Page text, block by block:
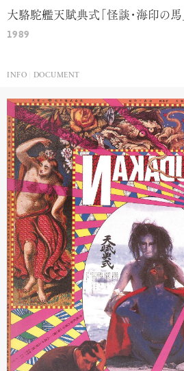
大駱駝艦天賦典式「怪談・海印の馬」
1989
INFO DOCUMENT